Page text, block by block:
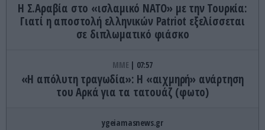
Η Σ.Αραβία στο «ισλαμικό ΝΑΤΟ» με την Τουρκία:
Γιατί η αποστολή ελληνικών Patriot εξελίσσεται
σε διπλωματικό φιάσκο
ΜΜΕ 07:57
«Η απόλυτη τραγωδία»: Η «αιχμηρή» ανάρτηση
του Αρκά για τα τατουάζ (φωτο)
ygeiamasnews.gr